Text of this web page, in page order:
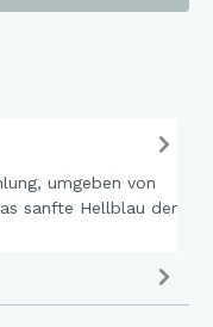
umgeben von
sanfte Hellblau der